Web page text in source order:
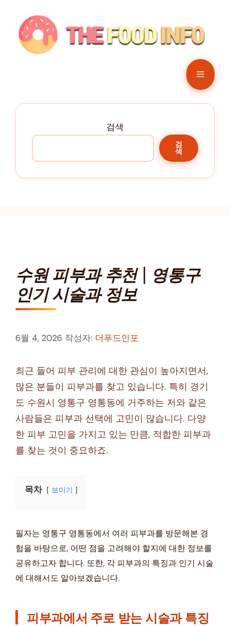
메
뉴
검색
검
색
수원 피부과 추천 | 영통구
인기 시술과 정보
6월 4, 2026 작성자: 더푸드인포
최근 들어 피부 관리에 대한 관심이 높아지면서,
많은 분들이 피부과를 찾고 있습니다. 특히 경기
도 수원시 영통구 영통동에 거주하는 저와 같은
사람들은 피부과 선택에 고민이 많습니다. 다양
한 피부 고민을 가지고 있는 만큼, 적합한 피부과
를 찾는 것이 중요하죠.
목차 보이기
필자는 영통구 영통동에서 여러 피부과를 방문해본 경
험을 바탕으로, 어떤 점을 고려해야 할지에 대한 정보를
공유하고자 합니다. 또한, 각 피부과의 특징과 인기 시술
에 대해서도 알아보겠습니다.
피부과에서 주로 받는 시술과 특징